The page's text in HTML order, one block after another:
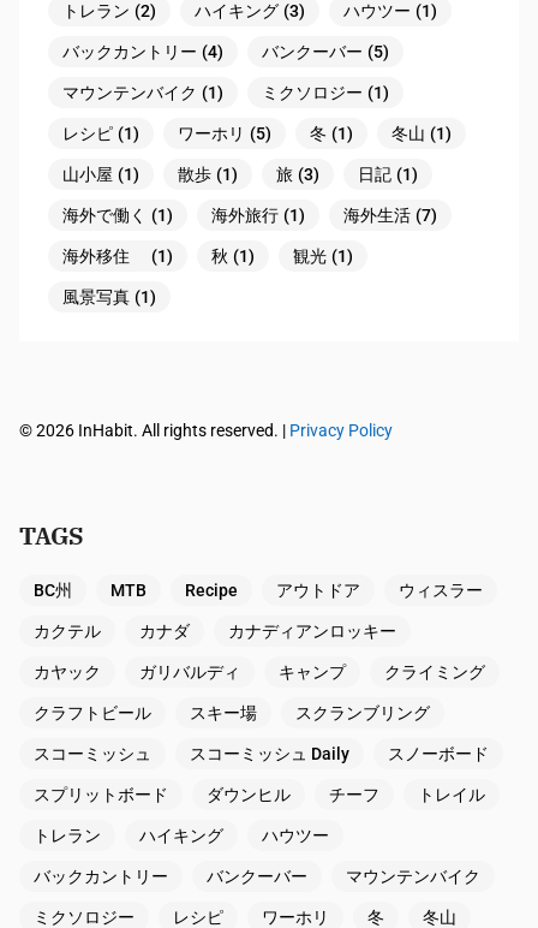
トレラン (2) ハイキング (3) ハウツー (1)
バックカントリー (4) バンクーバー (5)
マウンテンバイク (1) ミクソロジー (1)
レシピ (1) ワーホリ (5) 冬 (1) 冬山 (1)
山小屋 (1) 散歩 (1) 旅 (3) 日記 (1)
海外で働く (1) 海外旅行 (1) 海外生活 (7)
海外移住 (1) 秋 (1) 観光 (1)
風景写真 (1)
© 2026 InHabit. All rights reserved. | Privacy Policy
TAGS
BC州 MTB Recipe アウトドア ウィスラー
カクテル カナダ カナディアンロッキー
カヤック ガリバルディ キャンプ クライミング
クラフトビール スキー場 スクランブリング
スコーミッシュ スコーミッシュ Daily スノーボード
スプリットボード ダウンヒル チーフ トレイル
トレラン ハイキング ハウツー
バックカントリー バンクーバー マウンテンバイク
ミクソロジー レシピ ワーホリ 冬 冬山